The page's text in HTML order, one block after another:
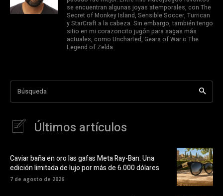
se encuentran algunas joyas atemporales, con The
Secret of Monkey Island, Sensible Soccer, Turrican
y StarCraft a la cabeza. Sin embargo, también tengo
sitio en mi corazoncito jugón para sagas más
actuales, como Uncharted, Gears of War o The
Legend of Zelda.
Búsqueda
Últimos artículos
Caviar baña en oro las gafas Meta Ray-Ban: Una
edición limitada de lujo por más de 6.000 dólares
7 de agosto de 2026